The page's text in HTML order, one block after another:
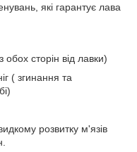
які гарантує лава
сторін від лавки)
( згинання та
розвитку м'язів